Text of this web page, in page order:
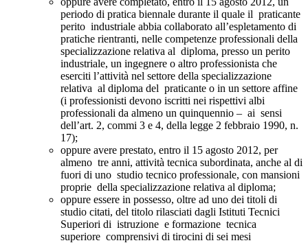
periodo di pratica biennale durante il quale il praticante
perito industriale abbia collaborato all’espletamento di
pratiche rientranti, nelle competenze professionali della
specializzazione relativa al diploma, presso un perito
industriale, un ingegnere o altro professionista che
eserciti l’attività nel settore della specializzazione
relativa al diploma del praticante o in un settore affine
(i professionisti devono iscritti nei rispettivi albi
professionali da almeno un quinquennio – ai sensi
dell’art. 2, commi 3 e 4, della legge 2 febbraio 1990, n.
17);
oppure avere prestato, entro il 15 agosto 2012, per
almeno tre anni, attività tecnica subordinata, anche al di
fuori di uno studio tecnico professionale, con mansioni
proprie della specializzazione relativa al diploma;
oppure essere in possesso, oltre ad uno dei titoli di
studio citati, del titolo rilasciati dagli Istituti Tecnici
Superiori di istruzione e formazione tecnica
superiore comprensivi di tirocini di sei mesi